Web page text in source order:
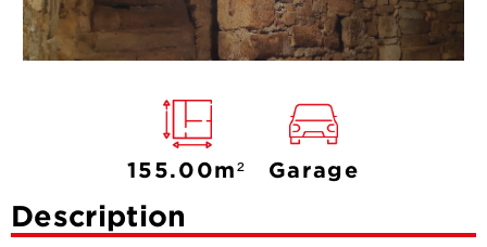
155.00m² Garage
Description